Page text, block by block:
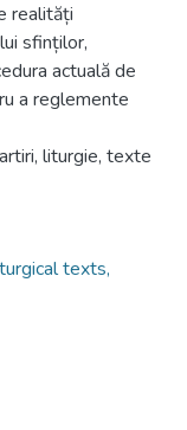
realități
sfinților,
actuală de
a reglemente
liturgie, texte
texts,